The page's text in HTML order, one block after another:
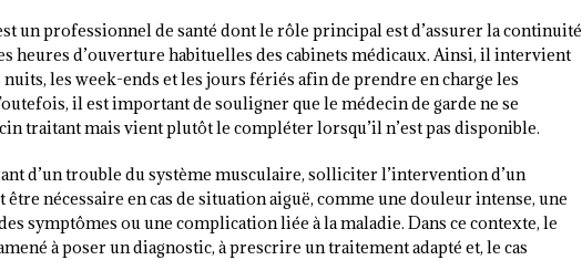
un professionnel de santé dont le rôle principal est d’assurer la continuité
heures d’ouverture habituelles des cabinets médicaux. Ainsi, il intervient
les week-ends et les jours fériés afin de prendre en charge les
il est important de souligner que le médecin de garde ne se
traitant mais vient plutôt le compléter lorsqu’il n’est pas disponible.
d’un trouble du système musculaire, solliciter l’intervention d’un
être nécessaire en cas de situation aiguë, comme une douleur intense, une
symptômes ou une complication liée à la maladie. Dans ce contexte, le
à poser un diagnostic, à prescrire un traitement adapté et, le cas